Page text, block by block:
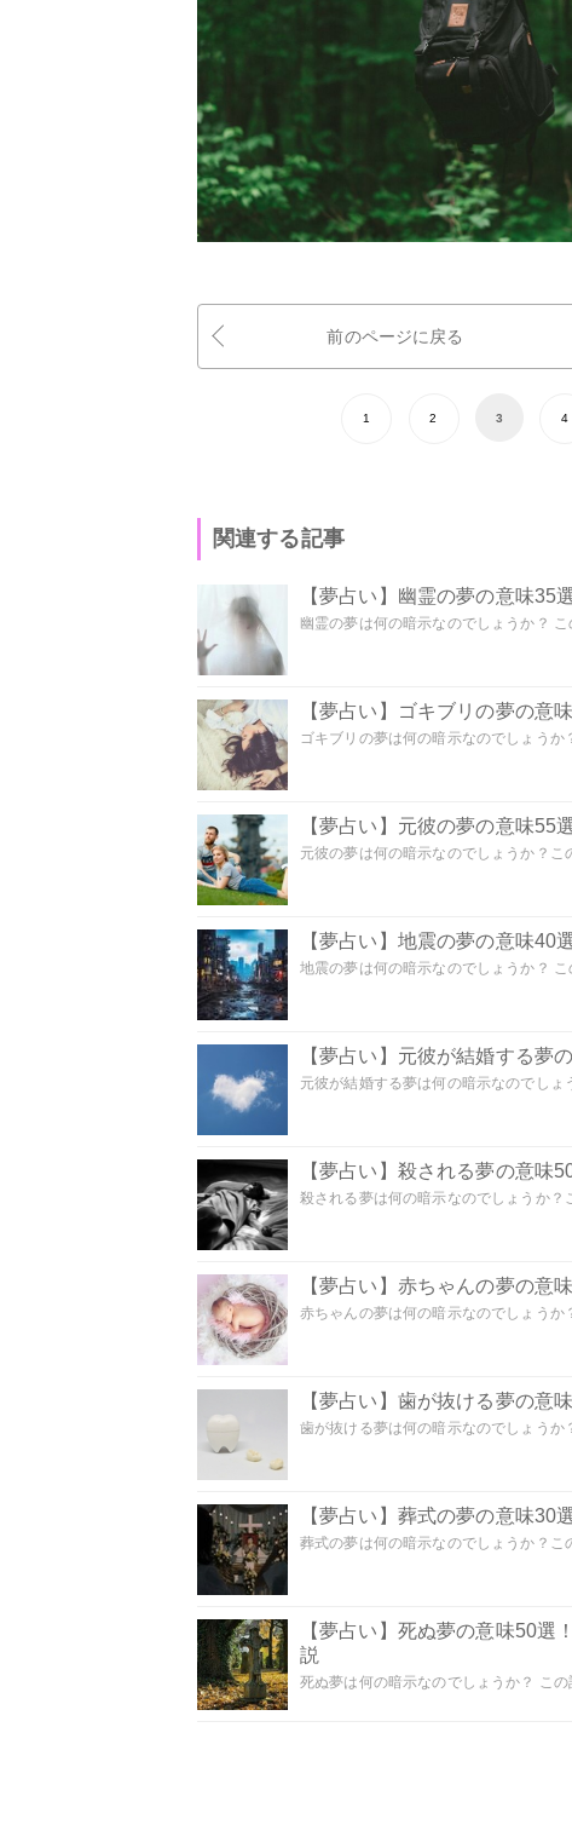
前のページに戻る
1 2 3 4
関連する記事
【夢占い】幽霊の夢の意味35
幽霊の夢は何の暗示なのでしょうか？
【夢占い】ゴキブリの夢の意
ゴキブリの夢は何の暗示なのでしょうか
【夢占い】元彼の夢の意味55
元彼の夢は何の暗示なのでしょうか？こ
【夢占い】地震の夢の意味40
地震の夢は何の暗示なのでしょうか？
【夢占い】元彼が結婚する夢
元彼が結婚する夢は何の暗示なのでしょ
【夢占い】殺される夢の意味
殺される夢は何の暗示なのでしょうか？
【夢占い】赤ちゃんの夢の意
赤ちゃんの夢は何の暗示なのでしょうか
【夢占い】歯が抜ける夢の意
歯が抜ける夢は何の暗示なのでしょうか
【夢占い】葬式の夢の意味30
葬式の夢は何の暗示なのでしょうか？こ
【夢占い】死ぬ夢の意味50
説
死ぬ夢は何の暗示なのでしょうか？ こ